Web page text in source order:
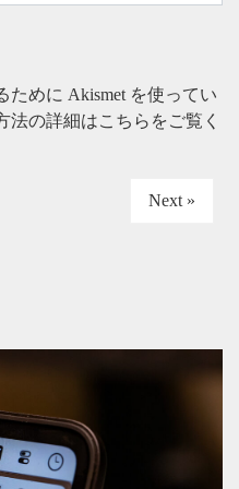
ために Akismet を使ってい
法の詳細はこちらをご覧く
Next »